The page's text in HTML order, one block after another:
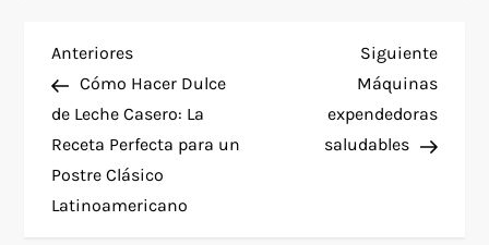
N
a
v
e
Entrada
anterior
Anteriores
Cómo Hacer Dulce
de Leche Casero: La
Receta Perfecta para un
Postre Clásico
Latinoamericano
Siguiente
Máquinas
expendedoras
saludables